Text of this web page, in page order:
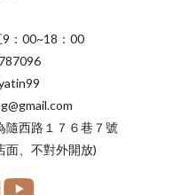
：00~18：00
隨西路１７６巷７號
面、不對外開放)